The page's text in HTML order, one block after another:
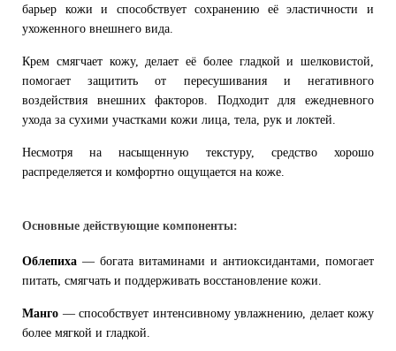
барьер кожи и способствует сохранению её эластичности и
ухоженного внешнего вида.
Крем смягчает кожу, делает её более гладкой и шелковистой,
помогает защитить от пересушивания и негативного
воздействия внешних факторов. Подходит для ежедневного
ухода за сухими участками кожи лица, тела, рук и локтей.
Несмотря на насыщенную текстуру, средство хорошо
распределяется и комфортно ощущается на коже.
Основные действующие компоненты:
Облепиха — богата витаминами и антиоксидантами, помогает
питать, смягчать и поддерживать восстановление кожи.
Манго — способствует интенсивному увлажнению, делает кожу
более мягкой и гладкой.